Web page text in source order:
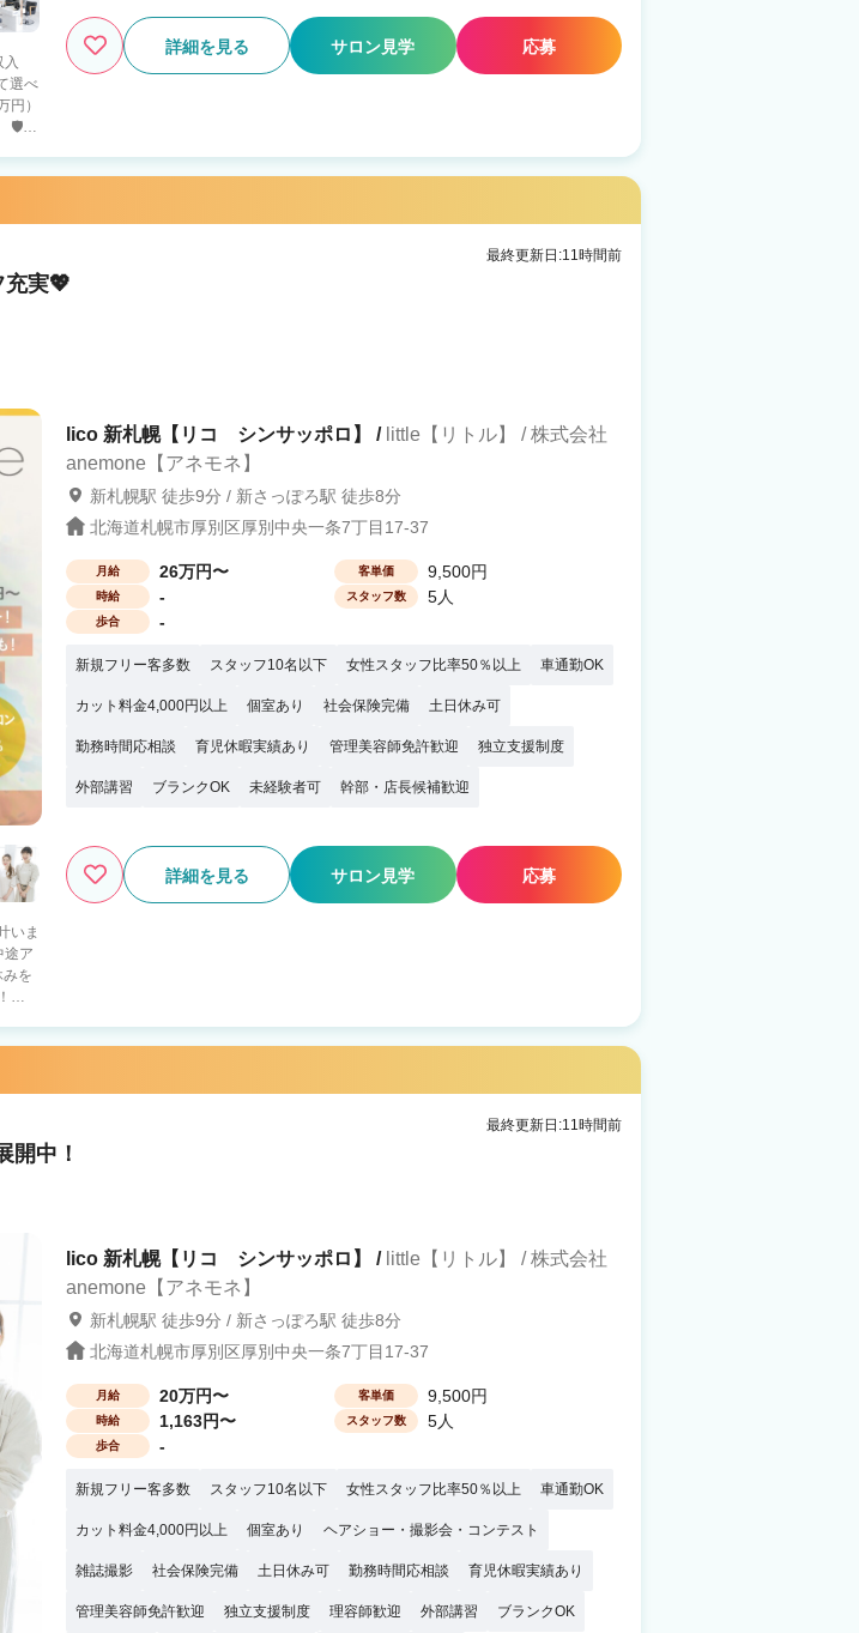
フ
い
る
い
詳細を見る サロン見学 応募
最終更新日:11時間前
実💖
いま
lico 新札幌【リコ シンサッポロ】 / little【リトル】 / 株式会社
anemone【アネモネ】
新札幌駅 徒歩9分 / 新さっぽろ駅 徒歩8分
北海道札幌市厚別区厚別中央一条7丁目17-37
月給 26万円〜 客単価 9,500円
時給 - スタッフ数 5人
歩合 -
新規フリー客多数 スタッフ10名以下 女性スタッフ比率50％以上 車通勤OK
カット料金4,000円以上 個室あり 社会保険完備 土日休み可
勤務時間応相談 育児休暇実績あり 管理美容師免許歓迎 独立支援制度
外部講習 ブランクOK 未経験者可 幹部・店長候補歓迎
詳細を見る サロン見学 応募
最終更新日:11時間前
開中！
lico 新札幌【リコ シンサッポロ】 / little【リトル】 / 株式会社
anemone【アネモネ】
新札幌駅 徒歩9分 / 新さっぽろ駅 徒歩8分
北海道札幌市厚別区厚別中央一条7丁目17-37
月給 20万円〜 客単価 9,500円
時給 1,163円〜 スタッフ数 5人
歩合 -
新規フリー客多数 スタッフ10名以下 女性スタッフ比率50％以上 車通勤OK
カット料金4,000円以上 個室あり ヘアショー・撮影会・コンテスト
雑誌撮影 社会保険完備 土日休み可 勤務時間応相談 育児休暇実績あり
管理美容師免許歓迎 独立支援制度 理容師歓迎 外部講習 ブランクOK